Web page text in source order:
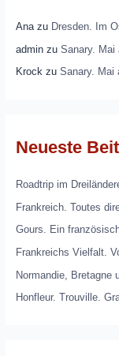
Anazu Dresden. Im
adminzu Sanary. Mai
Krockzu Sanary. Mai
Neueste
Roadtrip im
Frankreich. Toutes
Gours. Ein
Frankreichs Vielfalt.
Normandie, Bretagne
Honfleur. Trouville.